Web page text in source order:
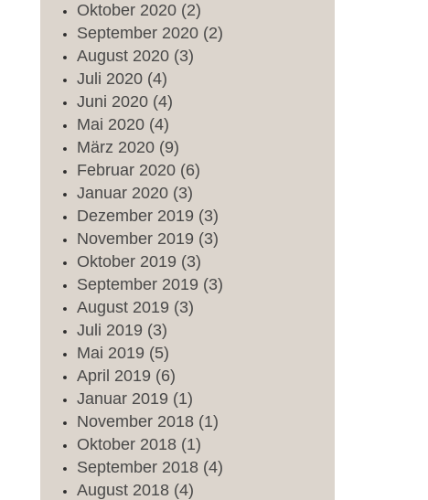
Oktober 2020 (2)
September 2020 (2)
August 2020 (3)
Juli 2020 (4)
Juni 2020 (4)
Mai 2020 (4)
März 2020 (9)
Februar 2020 (6)
Januar 2020 (3)
Dezember 2019 (3)
November 2019 (3)
Oktober 2019 (3)
September 2019 (3)
August 2019 (3)
Juli 2019 (3)
Mai 2019 (5)
April 2019 (6)
Januar 2019 (1)
November 2018 (1)
Oktober 2018 (1)
September 2018 (4)
August 2018 (4)